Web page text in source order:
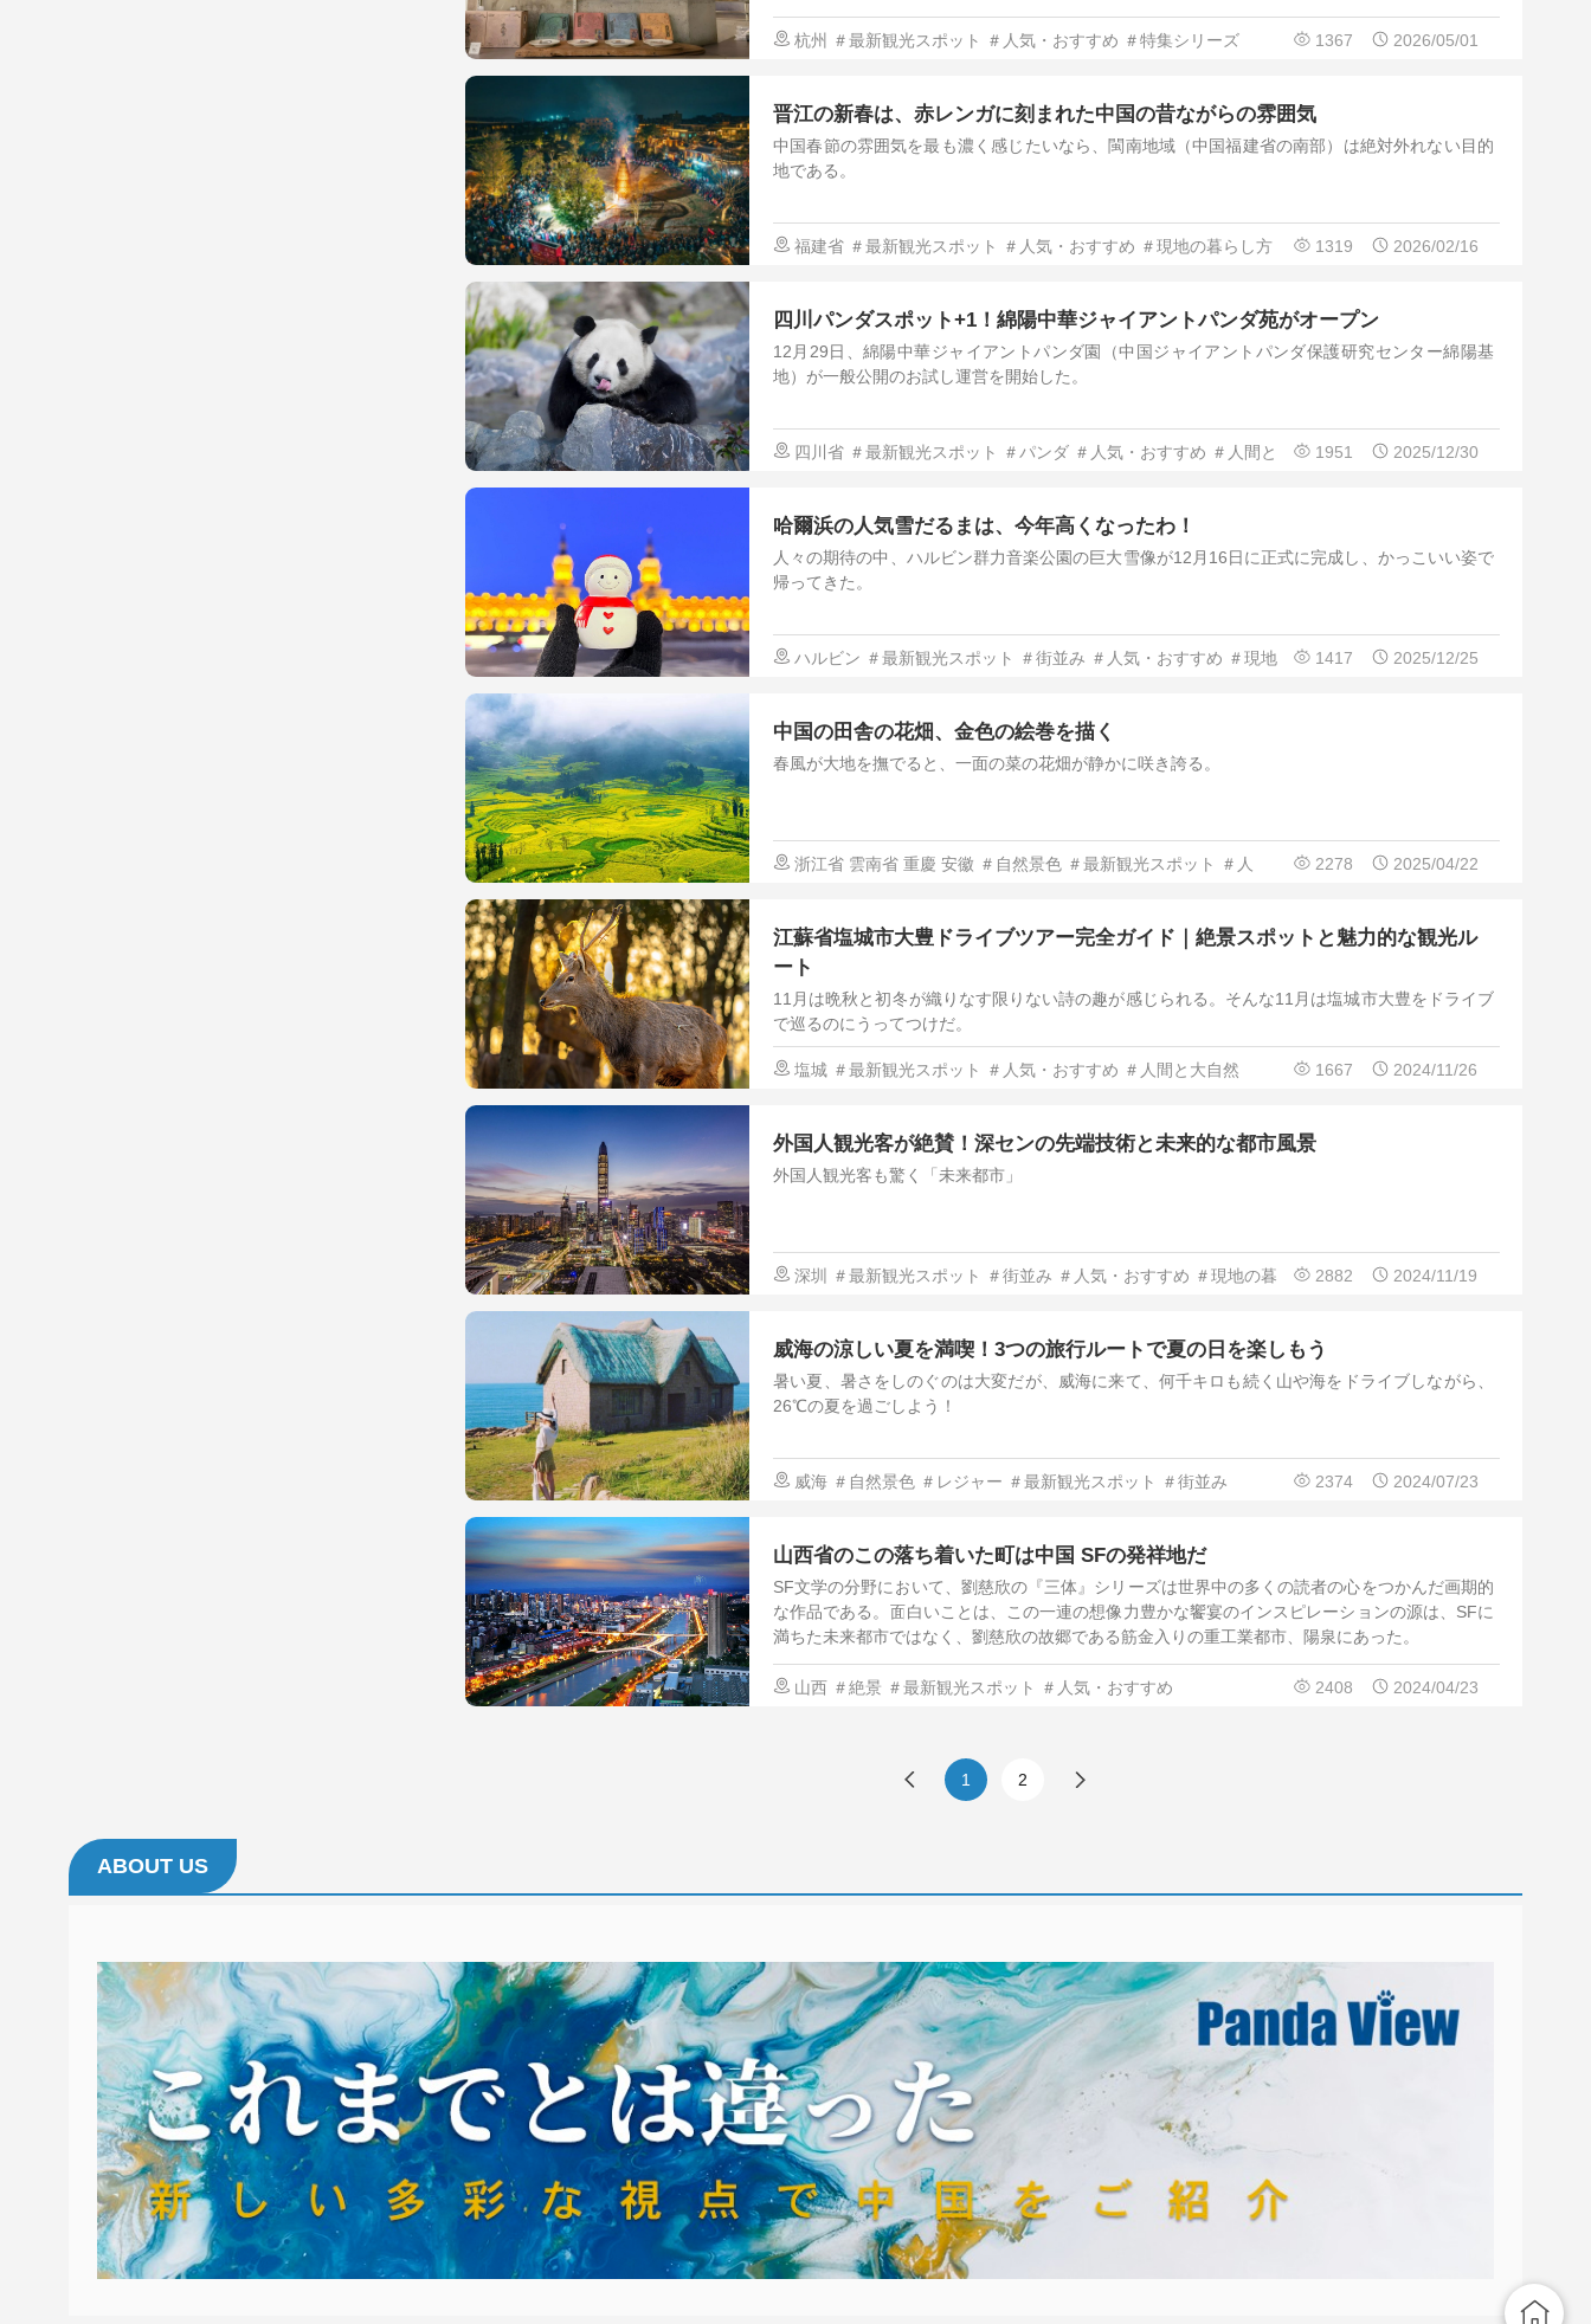
杭州 ＃最新観光スポット ＃人気・おすすめ ＃特集シリーズ 1367 2026/05/01
晋江の新春は、赤レンガに刻まれた中国の昔ながらの雰囲気
中国春節の雰囲気を最も濃く感じたいなら、閩南地域（中国福建省の南部）は絶対外れない目的
地である。
福建省 ＃最新観光スポット ＃人気・おすすめ ＃現地の暮らし方 1319 2026/02/16
四川パンダスポット+1！綿陽中華ジャイアントパンダ苑がオープン
12月29日、綿陽中華ジャイアントパンダ園（中国ジャイアントパンダ保護研究センター綿陽基
地）が一般公開のお試し運営を開始した。
四川省 ＃最新観光スポット ＃パンダ ＃人気・おすすめ ＃人間と 1951 2025/12/30
哈爾浜の人気雪だるまは、今年高くなったわ！
人々の期待の中、ハルビン群力音楽公園の巨大雪像が12月16日に正式に完成し、かっこいい姿で
帰ってきた。
ハルビン ＃最新観光スポット ＃街並み ＃人気・おすすめ ＃現地 1417 2025/12/25
中国の田舎の花畑、金色の絵巻を描く
春風が大地を撫でると、一面の菜の花畑が静かに咲き誇る。
浙江省 雲南省 重慶 安徽 ＃自然景色 ＃最新観光スポット ＃人 2278 2025/04/22
江蘇省塩城市大豊ドライブツアー完全ガイド｜絶景スポットと魅力的な観光ル
ート
11月は晩秋と初冬が織りなす限りない詩の趣が感じられる。そんな11月は塩城市大豊をドライブ
で巡るのにうってつけだ。
塩城 ＃最新観光スポット ＃人気・おすすめ ＃人間と大自然 1667 2024/11/26
外国人観光客が絶賛！深センの先端技術と未来的な都市風景
外国人観光客も驚く「未来都市」
深圳 ＃最新観光スポット ＃街並み ＃人気・おすすめ ＃現地の暮 2882 2024/11/19
威海の涼しい夏を満喫！3つの旅行ルートで夏の日を楽しもう
暑い夏、暑さをしのぐのは大変だが、威海に来て、何千キロも続く山や海をドライブしながら、
26℃の夏を過ごしよう！
威海 ＃自然景色 ＃レジャー ＃最新観光スポット ＃街並み 2374 2024/07/23
山西省のこの落ち着いた町は中国 SFの発祥地だ
SF文学の分野において、劉慈欣の『三体』シリーズは世界中の多くの読者の心をつかんだ画期的
な作品である。面白いことは、この一連の想像力豊かな饗宴のインスピレーションの源は、SFに
満ちた未来都市ではなく、劉慈欣の故郷である筋金入りの重工業都市、陽泉にあった。
山西 ＃絶景 ＃最新観光スポット ＃人気・おすすめ 2408 2024/04/23
1 2
ABOUT US